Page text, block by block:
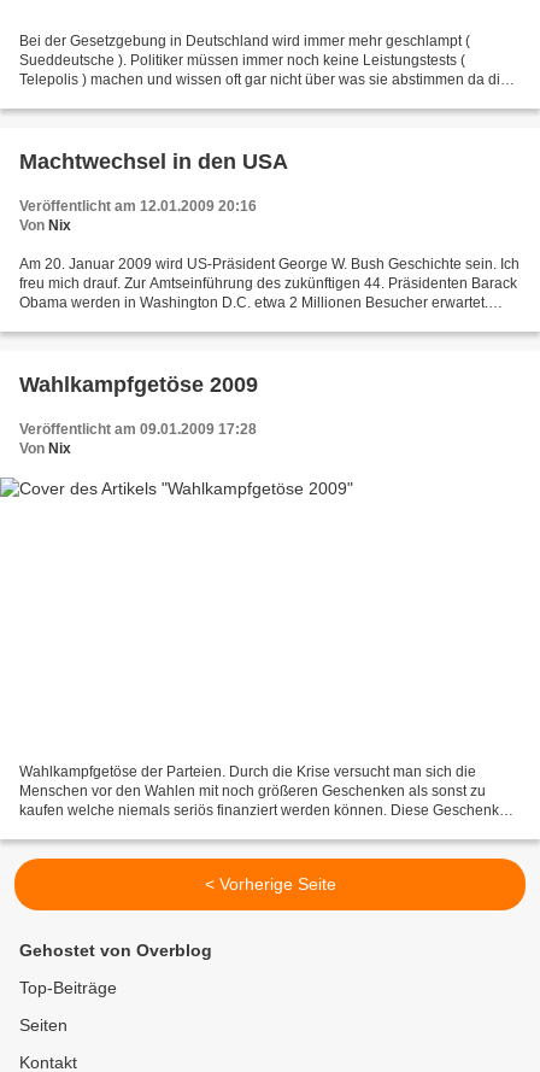
Bei der Gesetzgebung in Deutschland wird immer mehr geschlampt (
Sueddeutsche ). Politiker müssen immer noch keine Leistungstests (
Telepolis ) machen und wissen oft gar nicht über was sie abstimmen da die
Machtwechsel in den USA
Veröffentlicht am 12.01.2009 20:16
Von Nix
Am 20. Januar 2009 wird US-Präsident George W. Bush Geschichte sein. Ich
freu mich drauf. Zur Amtseinführung des zukünftigen 44. Präsidenten Barack
Obama werden in Washington D.C. etwa 2 Millionen Besucher erwartet.
Wahlkampfgetöse 2009
Veröffentlicht am 09.01.2009 17:28
Von Nix
Wahlkampfgetöse der Parteien. Durch die Krise versucht man sich die
Menschen vor den Wahlen mit noch größeren Geschenken als sonst zu
kaufen welche niemals seriös finanziert werden können. Diese Geschenke
< Vorherige Seite
Gehostet von Overblog
Top-Beiträge
Seiten
Kontakt